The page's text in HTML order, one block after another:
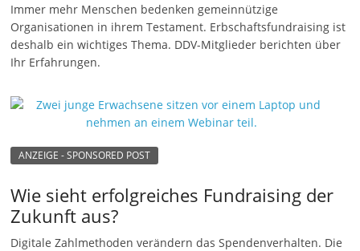
|
e
i
n
|
S
t
Immer mehr Menschen bedenken gemeinnützige
Organisationen in ihrem Testament. Erbschaftsfundraising ist
deshalb ein wichtiges Thema. DDV-Mitglieder berichten über
Ihr Erfahrungen.
ANZEIGE - SPONSORED POST
Wie sieht erfolgreiches Fundraising der
Zukunft aus?
Digitale Zahlmethoden verändern das Spendenverhalten. Die